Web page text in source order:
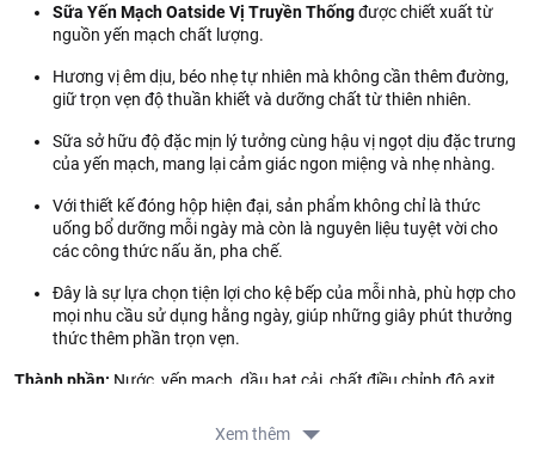
Sữa Yến Mạch Oatside Vị Truyền Thốngđược chiết xuất từ
nguồn yến mạch chất lượng.
Hương vị êm dịu, béo nhẹ tự nhiên mà không cần thêm đường,
giữ trọn vẹn độ thuần khiết và dưỡng chất từ thiên nhiên.
Sữa sở hữu độ đặc mịn lý tưởng cùng hậu vị ngọt dịu đặc trưng
của yến mạch, mang lại cảm giác ngon miệng và nhẹ nhàng.
Với thiết kế đóng hộp hiện đại, sản phẩm không chỉ là thức
uống bổ dưỡng mỗi ngày mà còn là nguyên liệu tuyệt vời cho
các công thức nấu ăn, pha chế.
Đây là sự lựa chọn tiện lợi cho kệ bếp của mỗi nhà, phù hợp cho
mọi nhu cầu sử dụng hằng ngày, giúp những giây phút thưởng
thức thêm phần trọn vẹn.
Thành phần: Nước, yến mạch, dầu hạt cải, chất điều chỉnh độ axit,
Xem thêm